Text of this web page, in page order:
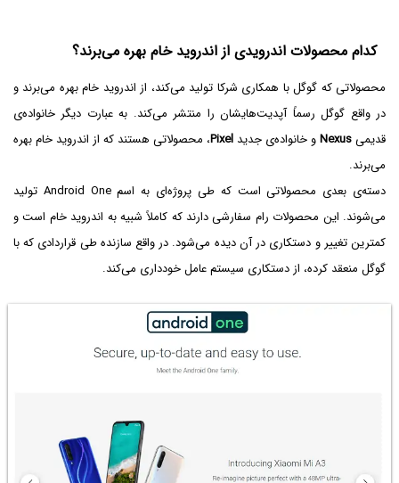
کدام محصولات اندرویدی از اندروید خام بهره می‌برند؟
محصولاتی که گوگل با همکاری شرکا تولید می‌کند، از اندروید خام بهره می‌برند و
در واقع گوگل رسماً آپدیت‌هایشان را منتشر می‌کند. به عبارت دیگر خانواده‌ی
قدیمیNexusو خانواده‌ی جدید Pixel، محصولاتی هستند که از اندروید خام بهره
می‌برند.
دسته‌ی بعدی محصولاتی است که طی پروژه‌ای به اسم Android One تولید
می‌شوند. این محصولات رام سفارشی دارند که کاملاً شبیه به اندروید خام است و
کمترین تغییر و دستکاری در آن دیده می‌شود. در واقع سازنده طی قراردادی که با
گوگل منعقد کرده، از دستکاری سیستم عامل خودداری می‌کند.